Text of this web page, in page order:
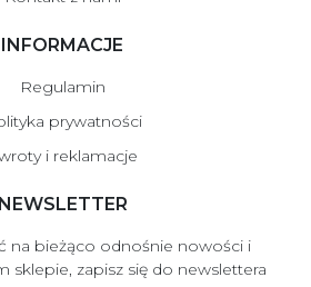
INFORMACJE
Regulamin
prywatności
i reklamacje
NEWSLETTER
na bieżąco odnośnie nowości i
sklepie, zapisz się do newslettera